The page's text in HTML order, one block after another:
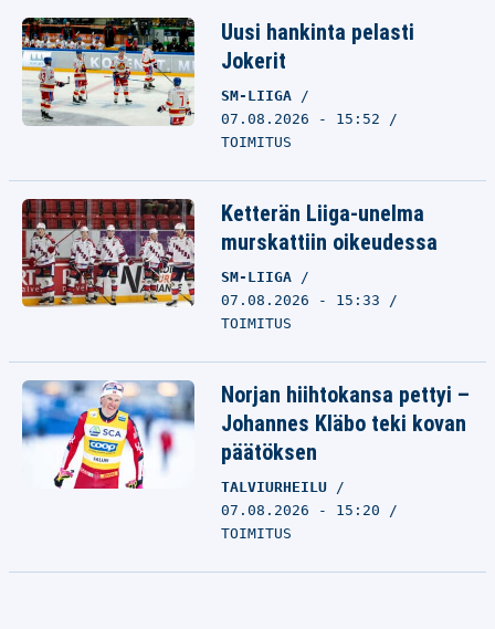
Uusi hankinta pelasti
Jokerit
SM-LIIGA
07.08.2026 - 15:52
TOIMITUS
Ketterän Liiga-unelma
murskattiin oikeudessa
SM-LIIGA
07.08.2026 - 15:33
TOIMITUS
Norjan hiihtokansa pettyi –
Johannes Kläbo teki kovan
päätöksen
TALVIURHEILU
07.08.2026 - 15:20
TOIMITUS